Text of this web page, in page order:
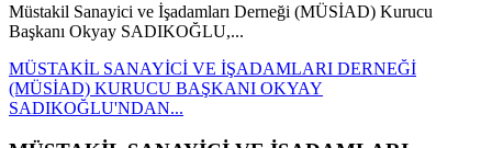
Müstakil Sanayici ve İşadamları Derneği (MÜSİAD) Kurucu
Başkanı Okyay SADIKOĞLU,...
MÜSTAKİL SANAYİCİ VE İŞADAMLARI DERNEĞİ
(MÜSİAD) KURUCU BAŞKANI OKYAY
SADIKOĞLU'NDAN...